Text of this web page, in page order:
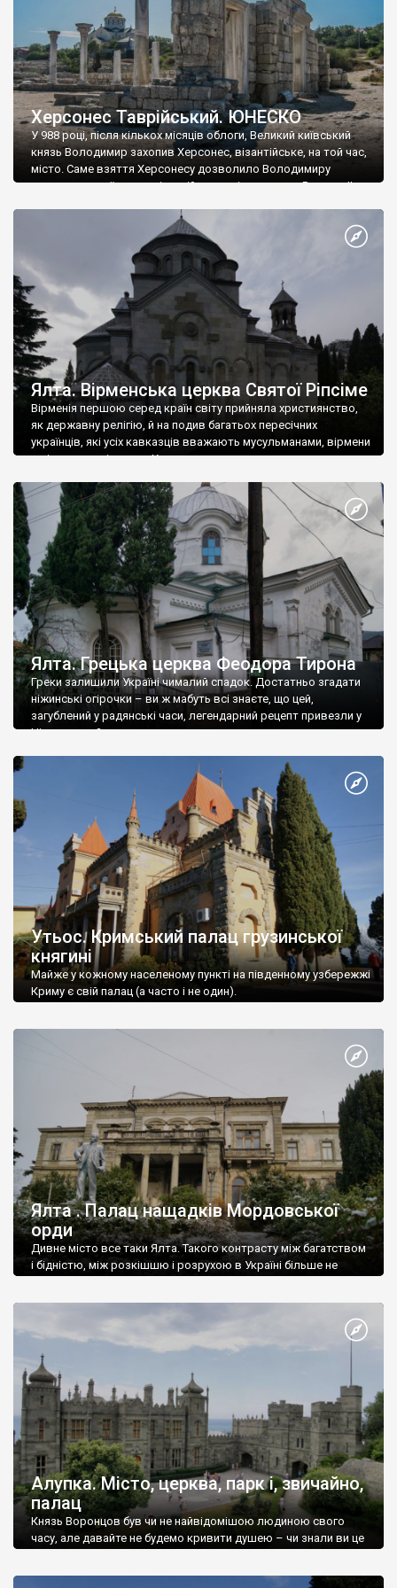
Херсонес Таврійський. ЮНЕСКО
У 988 році, після кількох місяців облоги, Великий київський
князь Володимир захопив Херсонес, візантійське, на той час,
місто. Саме взяття Херсонесу дозволило Володимиру
диктувати свої умови візантійському імператору Василю ІІ, та
Херсонесі Володимир-язичник, став Василем-християнином.
А потім було Хрещення Русі. На честь Херсонесу Таврійського
Ялта. Вірменська церква Святої Ріпсіме
Вірменія першою серед країн світу прийняла християнство,
як державну релігію, й на подив багатьох пересічних
українців, які усіх кавказців вважають мусульманами, вірмени
є відданими вірянами Христа
Ялта. Грецька церква Феодора Тирона
Греки залишили Україні чималий спадок. Достатньо згадати
ніжинські огірочки – ви ж мабуть всі знаєте, що цей,
загублений у радянські часи, легендарний рецепт привезли у
Ніжин греки?
Утьос. Кримський палац грузинської
княгині
Майже у кожному населеному пункті на південному узбережжі
Криму є свій палац (а часто і не один).
Ялта . Палац нащадків Мордовської
орди
Дивне місто все таки Ялта. Такого контрасту між багатством
і бідністю, між розкішшю і розрухою в Україні більше не
Алупка. Місто, церква, парк і, звичайно,
палац
Князь Воронцов був чи не найвідомішою людиною свого
часу, але давайте не будемо кривити душею – чи знали ви це